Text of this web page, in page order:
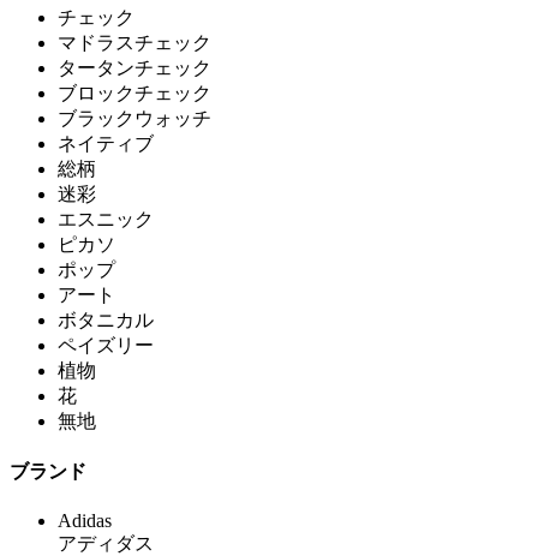
チェック
マドラスチェック
タータンチェック
ブロックチェック
ブラックウォッチ
ネイティブ
総柄
迷彩
エスニック
ピカソ
ポップ
アート
ボタニカル
ペイズリー
植物
花
無地
ブランド
Adidas
アディダス